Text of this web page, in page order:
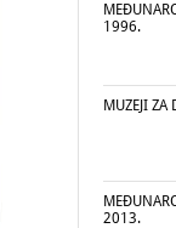
1996.
MUZEJI ZA
2013.